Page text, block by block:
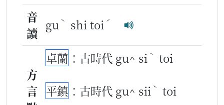
音
讀
gu ˋ shi toi ˊ
方
言
卓蘭 ：古時代 gu^ si ˋ toi
平鎮 ：古時代 gu^ sii ˋ toi